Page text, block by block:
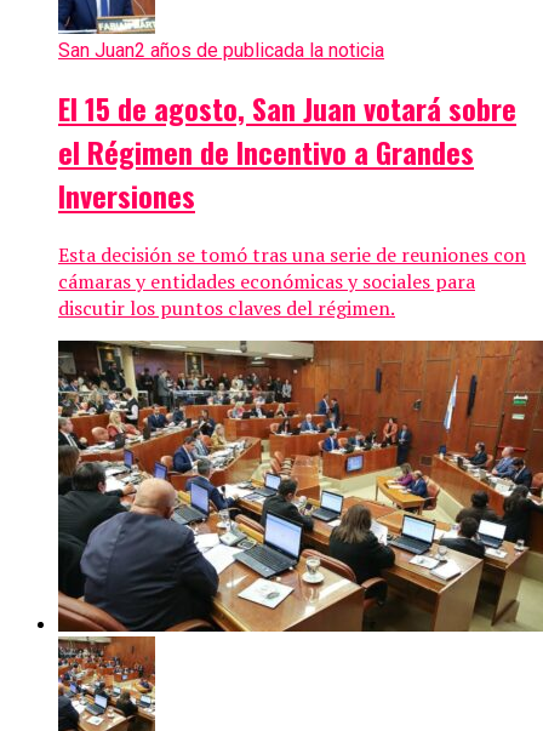
San Juan2 años de publicada la noticia
El 15 de agosto, San Juan votará sobre
el Régimen de Incentivo a Grandes
Inversiones
Esta decisión se tomó tras una serie de reuniones con
cámaras y entidades económicas y sociales para
discutir los puntos claves del régimen.